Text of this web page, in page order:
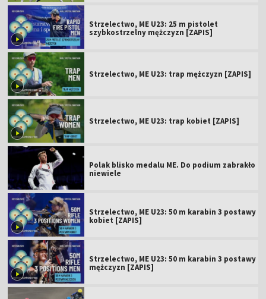
Strzelectwo, ME U23: 25 m pistolet
szybkostrzelny mężczyzn [ZAPIS]
Strzelectwo, ME U23: trap mężczyzn [ZAPIS]
Strzelectwo, ME U23: trap kobiet [ZAPIS]
Polak blisko medalu ME. Do podium zabrakło
niewiele
Strzelectwo, ME U23: 50 m karabin 3 postawy
kobiet [ZAPIS]
Strzelectwo, ME U23: 50 m karabin 3 postawy
mężczyzn [ZAPIS]